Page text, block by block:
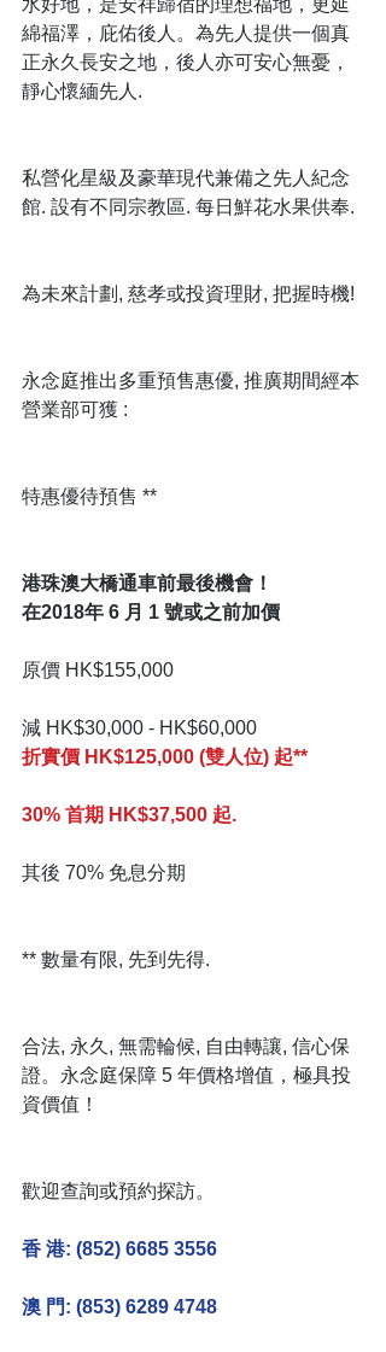
水好地，是安祥歸宿的理想福地，更延
綿福澤，庇佑後人。為先人提供一個真
正永久長安之地，後人亦可安心無憂，
靜心懷緬先人.
私營化星級及豪華現代兼備之先人紀念
館. 設有不同宗教區. 每日鮮花水果供奉.
為未來計劃, 慈孝或投資理財, 把握時機!
永念庭推出多重預售惠優, 推廣期間經本
營業部可獲 :
特惠優待預售 **
港珠澳大橋通車前最後機會！
在2018年 6 月 1 號或之前加價
原價 HK$155,000
減 HK$30,000 - HK$60,000
折實價 HK$125,000 (雙人位) 起**
30% 首期 HK$37,500 起.
其後 70% 免息分期
** 數量有限, 先到先得.
合法, 永久, 無需輪候, 自由轉讓, 信心保
證。永念庭保障 5 年價格增值，極具投
資價值！
歡迎查詢或預約探訪。
香 港: (852) 6685 3556
澳 門: (853) 6289 4748